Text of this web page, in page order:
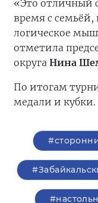
«Это отличный
время с семьёй,
логическое
отметила
округа Нина
По итогам
медали и кубки.